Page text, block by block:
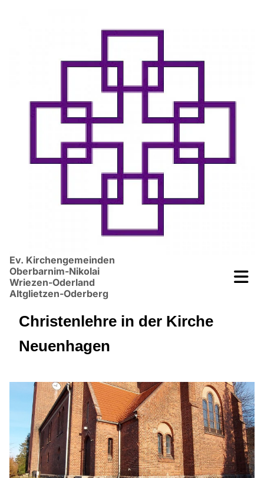
Ev. Kirchengemeinden
Oberbarnim-Nikolai
Wriezen-Oderland
Altglietzen-Oderberg
Christenlehre in der Kirche
Neuenhagen